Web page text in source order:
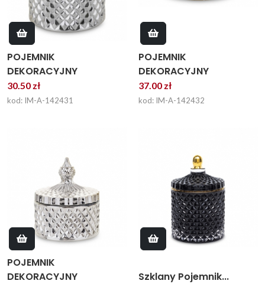
POJEMNIK
DEKORACYJNY
30.50 zł
kod: IM-A-142431
POJEMNIK
DEKORACYJNY
37.00 zł
kod: IM-A-142432
POJEMNIK
DEKORACYJNY
Szklany Pojemnik...